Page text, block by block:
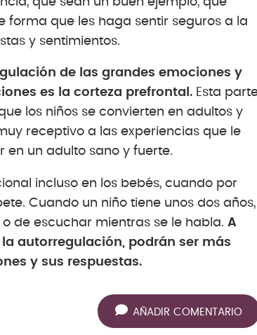
forma que les haga sentir seguros a la
y sentimientos.
de las grandes emociones y
es la corteza prefrontal. Esta
los niños se convierten en adultos y
receptivo a las experiencias que le
en un adulto sano y fuerte.
incluso en los bebés, cuando por
Cuando un niño tiene unos dos años,
de escuchar mientras se le habla. A
autorregulación, podrán ser más
y sus respuestas.
AÑADIR COMENTARIO